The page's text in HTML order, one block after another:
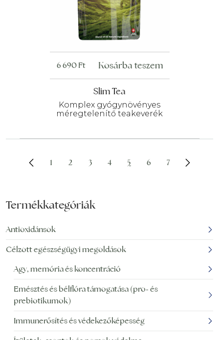
Slim Tea
Komplex gyógynövényes
méregtelenítő teakeverék
6 690Ft Kosárba teszem
1 2 3 4 5 6 7
Termékkategóriák
Antioxidánsok
Célzott egészségügyi megoldások
Agy, memória és koncentráció
Emésztés és bélflóra támogatása (pro- és
prebiotikumok)
Immunerősítés és védekezőképesség